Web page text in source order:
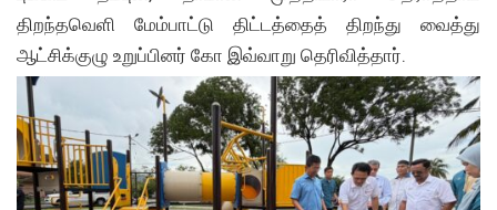
திறந்தவெளி மேம்பாட்டு திட்டத்தைத் திறந்து வைத்து
ஆட்சிக்குழு உறுப்பினர் கோ இவ்வாறு தெரிவித்தார்.